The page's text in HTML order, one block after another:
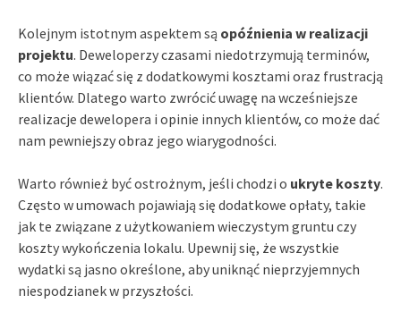
Kolejnym istotnym aspektem są opóźnienia w realizacji
projektu. Deweloperzy czasami niedotrzymują terminów,
co może wiązać się z dodatkowymi kosztami oraz frustracją
klientów. Dlatego warto zwrócić uwagę na wcześniejsze
realizacje dewelopera i opinie innych klientów, co może dać
nam pewniejszy obraz jego wiarygodności.
Warto również być ostrożnym, jeśli chodzi o ukryte koszty.
Często w umowach pojawiają się dodatkowe opłaty, takie
jak te związane z użytkowaniem wieczystym gruntu czy
koszty wykończenia lokalu. Upewnij się, że wszystkie
wydatki są jasno określone, aby uniknąć nieprzyjemnych
niespodzianek w przyszłości.